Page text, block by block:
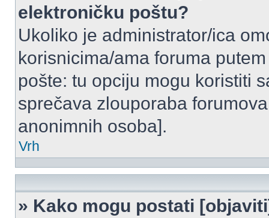
elektroničku poštu?
Ukoliko je administrator/ica
korisnicima/ama foruma
pošte: tu opciju mogu koristiti
sprečava zlouporaba
anonimnih osoba].
Vrh
» Kako mogu postati